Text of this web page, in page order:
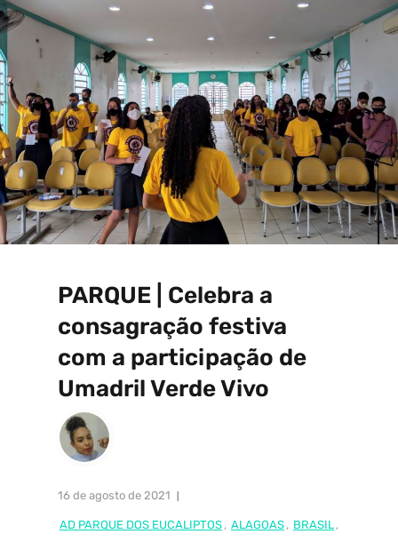
PARQUE | Celebra a
consagração festiva
com a participação de
Umadril Verde Vivo
16 de agosto de 2021
AD PARQUE DOS EUCALIPTOS , ALAGOAS , BRASIL ,